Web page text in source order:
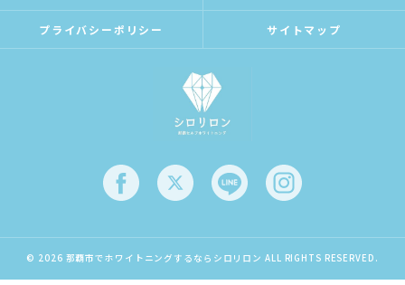
プライバシーポリシー サイトマップ
© 2026 那覇市でホワイトニングするならシロリロン ALL RIGHTS RESERVED.